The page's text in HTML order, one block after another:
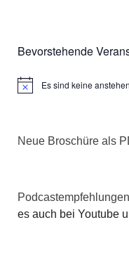
Bevorstehende
HinweisEs sind keine
Neue Broschüre als
es auch bei Youtube